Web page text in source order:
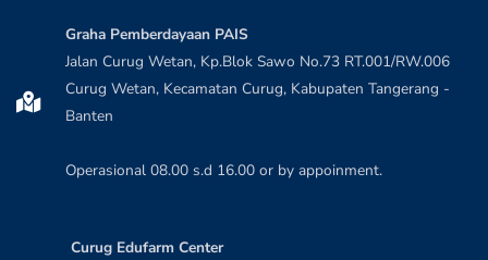
Graha Pemberdayaan PAIS
Jalan Curug Wetan, Kp.Blok Sawo No.73 RT.001/RW.006
Curug Wetan, Kecamatan Curug, Kabupaten Tangerang -
Banten
Operasional 08.00 s.d 16.00 or by appoinment.
Curug Edufarm Center